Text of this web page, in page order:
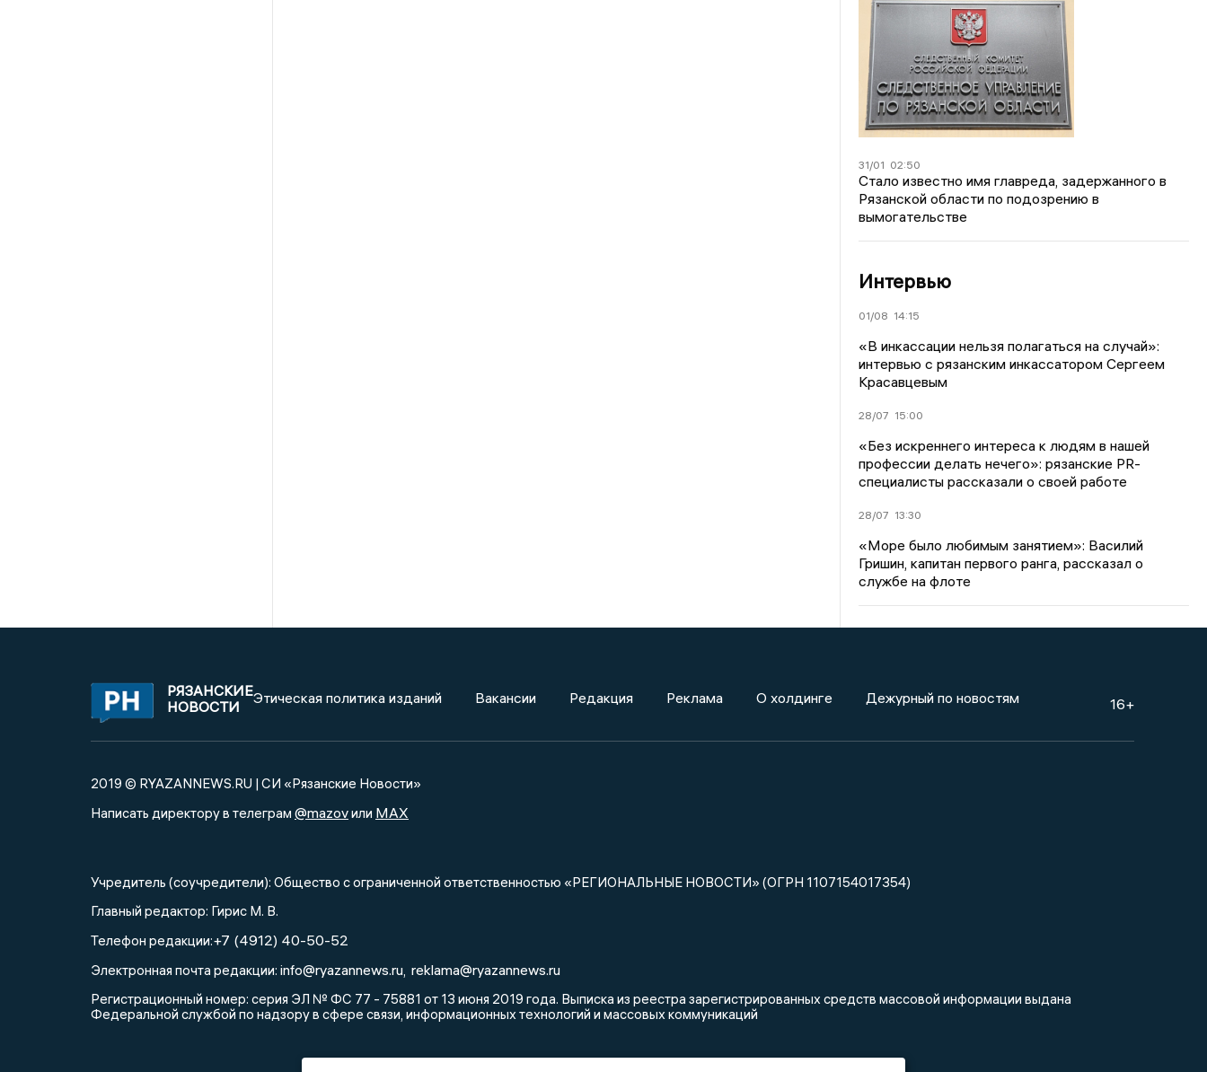
31/01 02:50
Стало известно имя главреда, задержанного в
Рязанской области по подозрению в
вымогательстве
Интервью
01/08 14:15
«В инкассации нельзя полагаться на случай»:
интервью с рязанским инкассатором Сергеем
Красавцевым
28/07 15:00
«Без искреннего интереса к людям в нашей
профессии делать нечего»: рязанские PR-
специалисты рассказали о своей работе
28/07 13:30
«Море было любимым занятием»: Василий
Гришин, капитан первого ранга, рассказал о
службе на флоте
РЯЗАНСКИЕ
НОВОСТИ
Этическая политика изданий Вакансии Редакция Реклама О холдинге Дежурный по новостям 16+
2019 © RYAZANNEWS.RU | СИ «Рязанские Новости»
Написать директору в телеграм @mazovили MAX
Учредитель (соучредители): Общество с ограниченной ответственностью «РЕГИОНАЛЬНЫЕ НОВОСТИ» (ОГРН 1107154017354)
Главный редактор: Гирис М. В.
Телефон редакции:+7 (4912) 40-50-52
Электронная почта редакции: info@ryazannews.ru reklama@ryazannews.ru
Регистрационный номер: серия ЭЛ № ФС 77 - 75881 от 13 июня 2019 года. Выписка из реестра зарегистрированных средств массовой информации выдана
Федеральной службой по надзору в сфере связи, информационных технологий и массовых коммуникаций